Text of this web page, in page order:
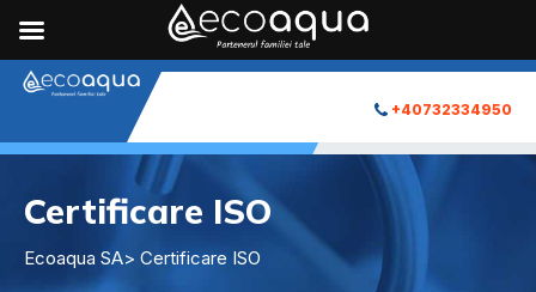
+40732334950
Certificare ISO
Ecoaqua SA> Certificare ISO